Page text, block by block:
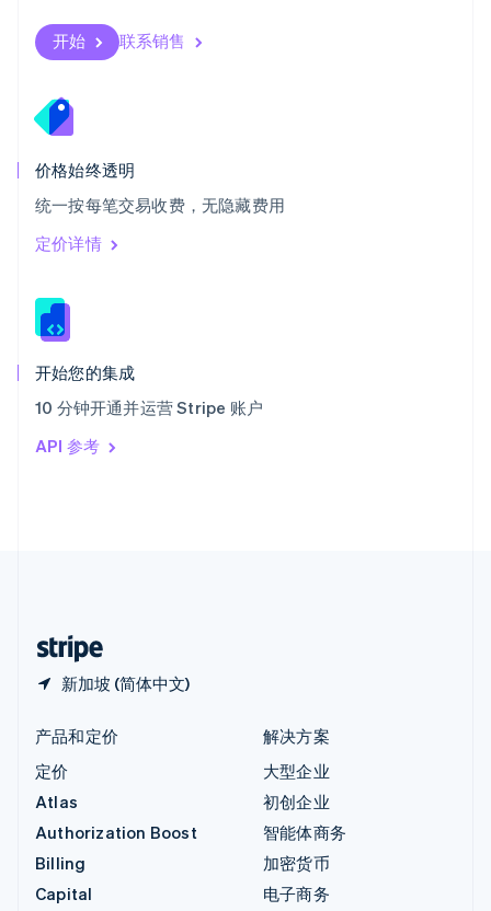
开始 联系销售
价格始终透明
统一按每笔交易收费，无隐藏费用
定价详情
开始您的集成
10 分钟开通并运营 Stripe 账户
API 参考
新加坡 (简体中文)
斯洛伐克
English
English
泰国
ไทย
希腊
English
西班牙
Español
新加坡
新西兰
匈牙利
English
ItalianoEnglish
印度
English
产品和定价
定价
Atlas
Authorization Boost
Billing
Capital
解决方案
大型企业
初创企业
智能体商务
加密货币
电子商务